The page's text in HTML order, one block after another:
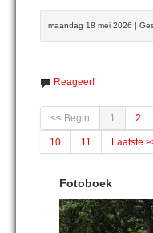
maandag 18 mei 2026 |
Reageer!
<< Begin 1 2
10 11 Laatste
Fotoboek